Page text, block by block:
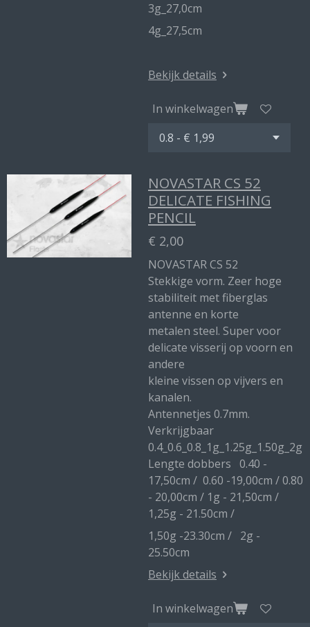
3g_27,0cm
4g_27,5cm
Bekijk details
In winkelwagen
NOVASTAR CS 52
DELICATE FISHING
PENCIL
€ 2,00
NOVASTAR CS 52
Stekkige vorm. Zeer hoge
stabiliteit met fiberglas
antenne en korte
metalen steel. Super voor
delicate visserij op voorn en
andere
kleine vissen op vijvers en
kanalen.
Antennetjes 0.7mm.
Verkrijgbaar
0.4_0.6_0.8_1g_1.25g_1.50g_2g
Lengte dobbers 0.40 -
17,50cm / 0.60 -19,00cm / 0.80
- 20,00cm / 1g - 21,50cm /
1,25g - 21.50cm /
1,50g -23.30cm / 2g -
25.50cm
Bekijk details
In winkelwagen